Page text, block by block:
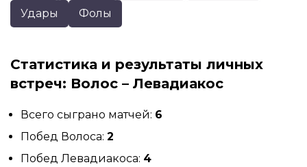
Удары Фолы
Статистика и результаты личных
встреч: Волос – Левадиакос
Всего сыграно матчей: 6
Побед Волоса: 2
Побед Левадиакоса: 4